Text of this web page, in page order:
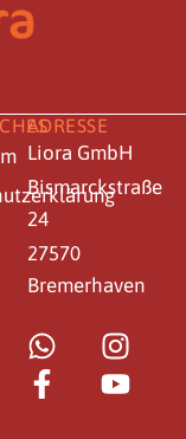
ADRESSE
Liora GmbH
Bismarckstraße
24
27570
Bremerhaven
W
h
a
I
n
s
F
a
c
Y
o
u